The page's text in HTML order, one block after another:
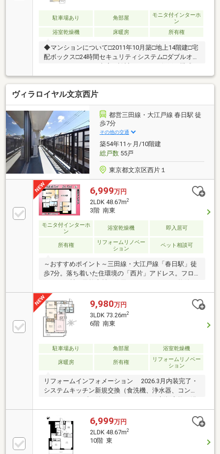
いたします・お住まいのお悩みがありましたらお気軽
にご相談ください購入・売却はもちろん住み替えや投
資など…お客様のご要望に応じた最適なご提案をいた
します♪
駐車場あり 角部屋
モニタ付インターホ
ン
浴室乾燥機
床暖房 所有権
◆マンションについて□2011年10月築□地上14階建□宅
配ボックス□24時間セキュリティシステム□ダブルオー
れた全住戸角住戸設計□二重床・二重天井□複層ガラス
□ペット飼育可（細則あり）◆お部屋について□14階建
て6階、角部屋により風通し良好□専有面積55.57㎡の
2LDK□リビング・ダイニング2面採光（北×西）□洋室
（約6.1帖）2面採光（北×東）□ＴＥＳ式床暖房（ＬＤ
部分）□リビングダイニング、各洋室の天井高約
2560mm※一部除く□シューズインクローゼット□フラ
ット設計
ヴィラロイヤル文京西片
都営三田線・大江戸線 春日駅 徒
歩7分
その他の交通
築54年11ヶ月/10階建
総戸数55戸
東京都文京区西片１
6,999万円
2LDK 48.67m2
3階 南東
モニタ付インターホ
ン
浴室乾燥機 即入居可
所有権
リフォームリノベー
ション
ペット相談可
～おすすめポイント～三田線・大江戸線「春日駅」徒
歩7分。落ち着いた住環境の「西片」アドレス。フロ
ペック～◆都営三田線・大江戸線「春日」駅 徒歩7分
◆丸ノ内線・南北線「後楽園」駅 徒歩10分◆2LDK 専
有面積48.67㎡◆ペット飼育可(併せて2匹まで)◆2018
年大規模修繕工事実施済◆2026年8月上旬リノベーシ
ョン実施済み◆給排水管・システムキッチン・浴室交
換◆宅配ボックス・エレベーター◆食洗機・浴室乾燥
機・追焚～当社の強み～◆頭金0円から購入可!長期低
金利50年ローン◆提携銀行多数、住宅ローンご相談下
さい◆車でまとめてご案内!自宅まで送
9,980万円
3LDK 73.26m2
6階 南東
駐車場あり 角部屋 浴室乾燥機
床暖房 所有権
リフォームリノベー
ション
リフォームインフォメーション 2026.3月内装完了・
システムキッチン新規交換（食洗機、浄水器、コンベ
室乾燥機、追焚き、保温浴槽）・床暖房(LD)・建具新
規交換・エアコン新規設置（4台）・クロス、フロー
リング張替え・洗面化粧台新規交換・トイレ新規交換
（温水洗浄機能付き）・防止パン新規交換・ルームク
リーニング等
6,999万円
2LDK 48.67m2
10階 東